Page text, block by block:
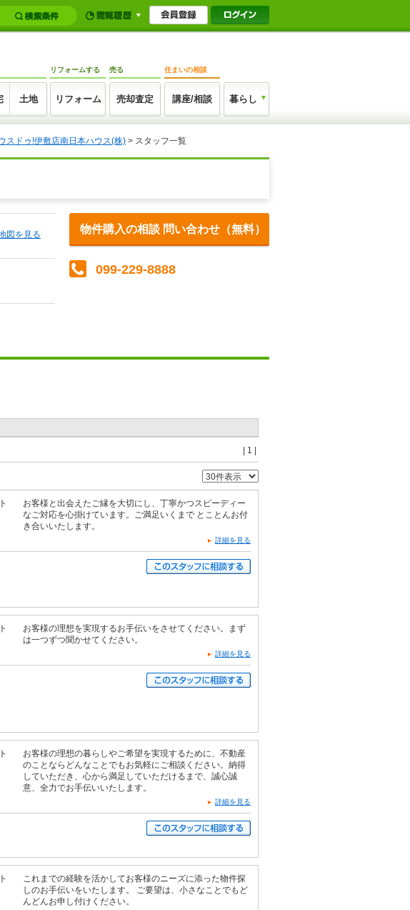
土地
リフォームする
リフォーム
売る
売却査定
住まいの相談
講座/相談 暮らし
スドゥ!伊敷店南日本ハウス(株) > スタッフ一覧
図を見る 物件購入の相談 問い合わせ（無料）
099-229-8888
| 1 |
お客様と出会えたご縁を大切にし、丁寧かつスピーディー
なご対応を心掛けています。ご満足いくまで とことんお付
き合いいたします。
詳細を見る
お客様の理想を実現するお手伝いをさせてください。まず
は一つずつ聞かせてください。
詳細を見る
お客様の理想の暮らしやご希望を実現するために、不動産
のことならどんなことでもお気軽にご相談ください。納得
していただき、心から満足していただけるまで、誠心誠
意、全力でお手伝いいたします。
詳細を見る
これまでの経験を活かしてお客様のニーズに添った物件探
しのお手伝いをいたします。 ご要望は、小さなことでもど
んどんお申し付けください。